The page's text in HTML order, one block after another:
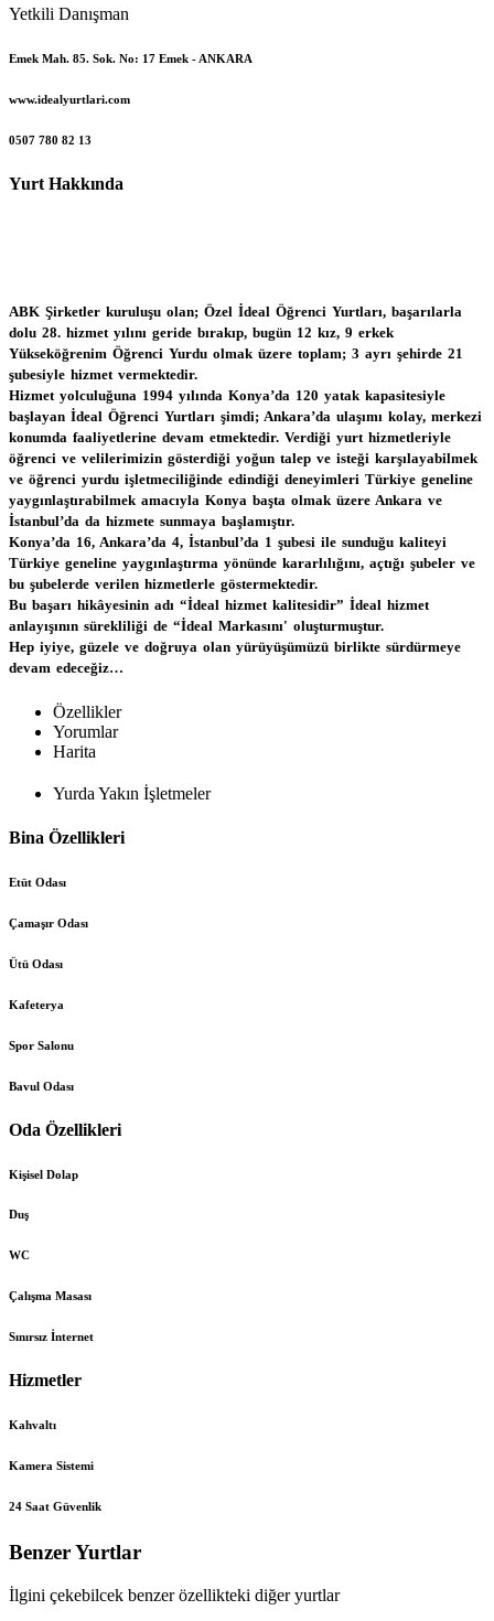
Yetkili Danışman
Emek Mah. 85. Sok. No: 17 Emek - ANKARA
www.idealyurtlari.com
0507 780 82 13
Yurt Hakkında
ABK Şirketler kuruluşu olan; Özel İdeal Öğrenci Yurtları, başarılarla
dolu 28. hizmet yılını geride bırakıp, bugün 12 kız, 9 erkek
Yükseköğrenim Öğrenci Yurdu olmak üzere toplam; 3 ayrı şehirde 21
şubesiyle hizmet vermektedir.
Hizmet yolculuğuna 1994 yılında Konya’da 120 yatak kapasitesiyle
başlayan İdeal Öğrenci Yurtları şimdi; Ankara’da ulaşımı kolay, merkezi
konumda faaliyetlerine devam etmektedir. Verdiği yurt hizmetleriyle
öğrenci ve velilerimizin gösterdiği yoğun talep ve isteği karşılayabilmek
ve öğrenci yurdu işletmeciliğinde edindiği deneyimleri Türkiye geneline
yaygınlaştırabilmek amacıyla Konya başta olmak üzere Ankara ve
İstanbul’da da hizmete sunmaya başlamıştır.
Konya’da 16, Ankara’da 4, İstanbul’da 1 şubesi ile sunduğu kaliteyi
Türkiye geneline yaygınlaştırma yönünde kararlılığını, açtığı şubeler ve
bu şubelerde verilen hizmetlerle göstermektedir.
Bu başarı hikâyesinin adı “İdeal hizmet kalitesidir” İdeal hizmet
anlayışının sürekliliği de “İdeal Markasını' oluşturmuştur.
Hep iyiye, güzele ve doğruya olan yürüyüşümüzü birlikte sürdürmeye
Özellikler
Yorumlar
Harita
Yurda Yakın İşletmeler
Bina Özellikleri
Etüt Odası
Çamaşır Odası
Ütü Odası
Kafeterya
Spor Salonu
Bavul Odası
Oda Özellikleri
Kişisel Dolap
Duş
WC
Çalışma Masası
Sınırsız İnternet
Hizmetler
Kahvaltı
Kamera Sistemi
24 Saat Güvenlik
Benzer Yurtlar
İlgini çekebilcek benzer özellikteki diğer yurtlar